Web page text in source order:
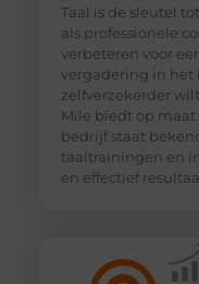
Taal is de sleutel
als professionele
verbeteren voor
vergadering in het
zelfverzekerder
Mile biedt op
bedrijf staat
taaltrainingen en
en effectief